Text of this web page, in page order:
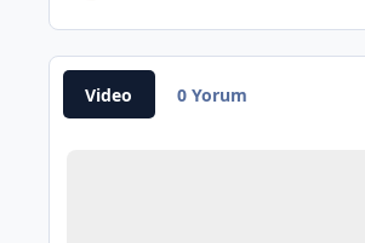
Video 0 Yorum